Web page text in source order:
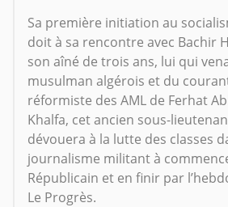
Sa première initiation au
doit à sa rencontre avec Bachir
son aîné de trois ans, lui qui
musulman algérois et du
réformiste des AML de Ferhat
Khalfa, cet ancien sous-
dévouera à la lutte des classes
journalisme militant à
Républicain et en finir par
Le Progrès.